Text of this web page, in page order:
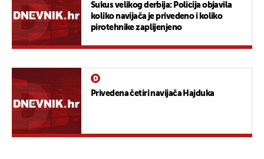
Sukus velikog derbija: Policija objavila
koliko navijača je privedeno i koliko
pirotehnike zaplijenjeno
Privedena četiri navijača Hajduka